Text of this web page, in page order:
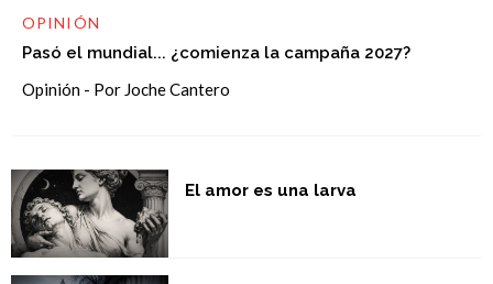
OPINIÓN
Pasó el mundial... ¿comienza la campaña 2027?
Opinión - Por Joche Cantero
El amor es una larva